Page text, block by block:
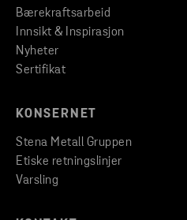
Bærekraftsarbeid
Innsikt & Inspirasjon
Nyheter
Sertifikat
KONSERNET
Stena Metall Gruppen
Etiske retningslinjer
Varsling